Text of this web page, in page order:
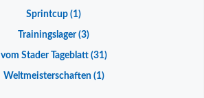
Sprintcup (1)
Trainingslager(3)
vom Stader Tageblatt(31)
Weltmeisterschaften(1)